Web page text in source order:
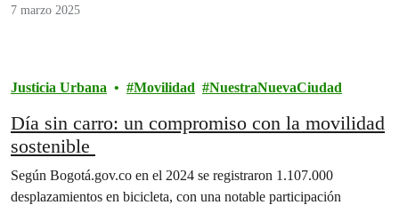
7 marzo 2025
Justicia Urbana Movilidad NuestraNuevaCiudad
Día sin carro: un compromiso con la movilidad
sostenible
Según Bogotá.gov.co en el 2024 se registraron 1.107.000
desplazamientos en bicicleta, con una notable participación